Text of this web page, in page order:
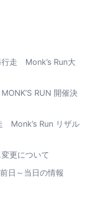
走 Monk’s Run大
RUN 開催決
Monk’s Run リザル
更について
日～当日の情報